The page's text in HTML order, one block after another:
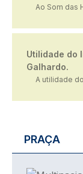
Ao Som das
Utilidade do
Galhardo.
A utilidade
PRAÇA